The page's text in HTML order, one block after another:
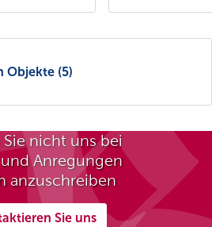
Objekte (5)
nicht uns bei
Anregungen
anzuschreiben
Sie uns